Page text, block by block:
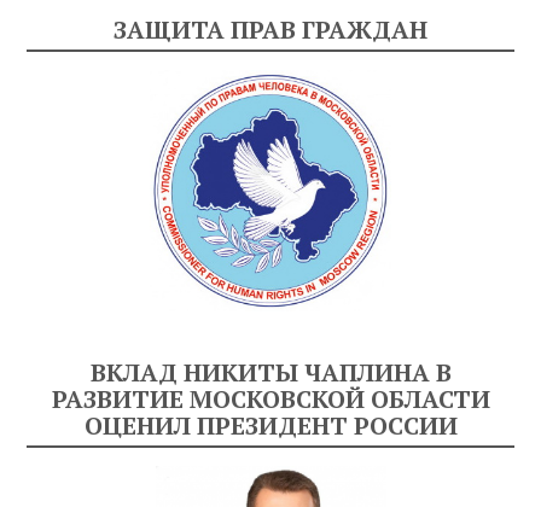
ЗАЩИТА ПРАВ ГРАЖДАН
ВКЛАД НИКИТЫ ЧАПЛИНА В
РАЗВИТИЕ МОСКОВСКОЙ ОБЛАСТИ
ОЦЕНИЛ ПРЕЗИДЕНТ РОССИИ